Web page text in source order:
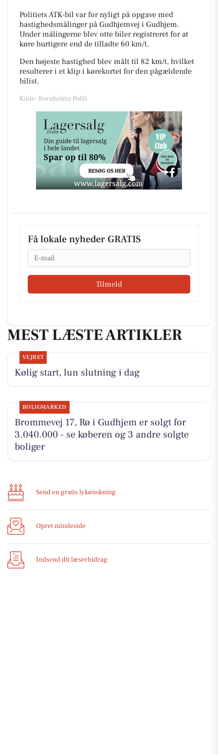
Politiets ATK-bil var for nyligt på opgave med
hastighedsmålinger på Gudhjemvej i Gudhjem.
Under målingerne blev otte biler registreret for at
køre hurtigere end de tilladte 60 km/t.
Den højeste hastighed blev målt til 82 km/t, hvilket
resulterer i et klip i kørekortet for den pågældende
bilist.
Kilde: Bornholms Politi
Få lokale nyheder GRATIS
Email
Tilmeld
MEST LÆSTE ARTIKLER
VEJRET
Kølig start, lun slutning i dag
BOLIGMARKED
Brommevej 17, Rø i Gudhjem er solgt for
3.040.000 - se køberen og 3 andre solgte
boliger
Send en gratis lykønskning
Opret mindeside
Indsend dit læserbidrag